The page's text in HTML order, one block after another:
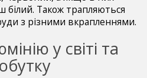
білий. Також трапляються
з різними вкрапленнями.
у світі та